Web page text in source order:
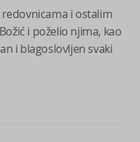
i ostalim
i poželio njima, kao
i blagoslovljen svaki